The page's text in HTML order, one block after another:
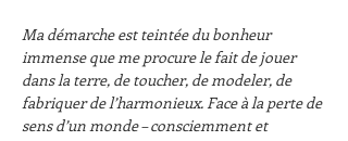
Ma démarche est teintée du bonheur
immense que me procure le fait de jouer
dans la terre, de toucher, de modeler, de
fabriquer de l’harmonieux. Face à la perte de
sens d’un monde – consciemment et